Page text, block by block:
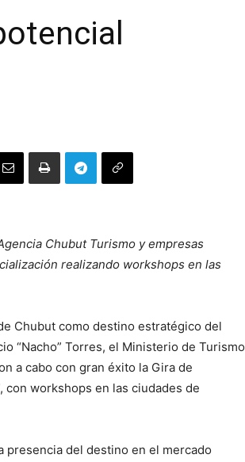
Chubut Turismo y empresas
realizando workshops en las
Chubut como destino estratégico del
“Nacho” Torres, el Ministerio de Turismo
a cabo con gran éxito la Gira de
con workshops en las ciudades de
del destino en el mercado